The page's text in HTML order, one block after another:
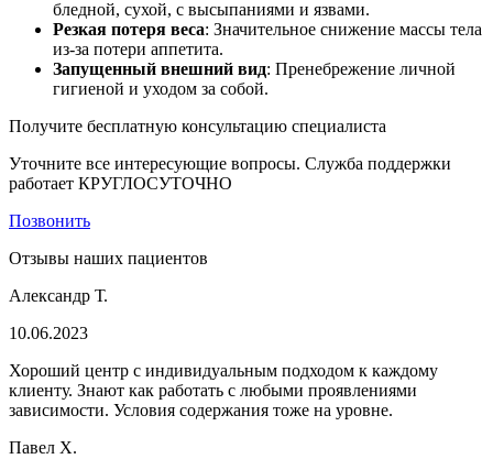
бледной, сухой, с высыпаниями и язвами.
Резкая потеря веса: Значительное снижение массы тела
из-за потери аппетита.
Запущенный внешний вид: Пренебрежение личной
гигиеной и уходом за собой.
Получите бесплатную консультацию специалиста
Уточните все интересующие вопросы. Служба поддержки
работает КРУГЛОСУТОЧНО
Позвонить
Отзывы наших пациентов
Александр Т.
10.06.2023
Хороший центр с индивидуальным подходом к каждому
клиенту. Знают как работать с любыми проявлениями
зависимости. Условия содержания тоже на уровне.
Павел Х.